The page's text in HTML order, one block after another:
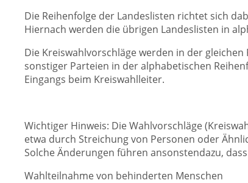
Die Reihenfolge der Landeslisten richtet sich
Hiernach werden die übrigen Landeslisten in
Die Kreiswahlvorschläge werden in der
sonstiger Parteien in der alphabetischen
Eingangs beim Kreiswahlleiter.
Wichtiger Hinweis: Die Wahlvorschläge
etwa durch Streichung von Personen oder
Solche Änderungen führen ansonstendazu,
Wahlteilnahme von behinderten Menschen